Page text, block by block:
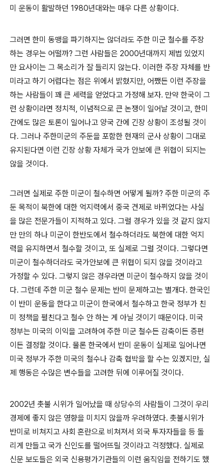
미 운동이 활발하던 1980년대와는 매우 다른 상황이다.
그러면 한미 동맹을 파기하지는 않더라도 주한 미군 철수를 주장
하는 경우는 어떨까? 그런 사람들은 2000년대까지 제법 있었지
만 요사이는 그 목소리가 잘 들리지 않는다. 이러한 주장 자체를 반
미라고 하기 어렵다는 점은 위에서 밝혔지만, 어쨌든 이런 주장을
하는 사람들이 꽤 큰 세력을 얻었다고 가정해 보자. 만약 한국이 그
런 상황이라면 정치적, 이념적으로 큰 논쟁이 일어날 것이고, 한미
간에도 많은 토론이 일어나고 양국 간에 긴장 상황이 조성될 것이
다. 그러나 주한미군의 주둔을 포함한 현재의 군사 상황이 그대로
유지된다면 이런 긴장 상황 자체가 국가 안보에 큰 위협이 되지는
않을 것이다.
그러면 실제로 주한 미군이 철수하면 어떻게 될까? 주한 미군의 주
둔 목적이 북한에 대한 억지력에서 중국 견제로 바뀌었다는 사실
을 많은 전문가들이 지적하고 있다. 그럴 경우가 있을 것 같지 않지
만 만의 하나 미군이 한반도에서 철수하더라도 북한에 대한 억지
력을 유지하면서 철수할 것이고, 또 실제로 그럴 것이다. 그렇다면
미군이 철수하더라도 국가안보에 큰 위협이 되지 않을 것이라고
가정할 수 있다. 그렇지 않은 경우라면 미군이 철수하지 않을 것이
다. 그런데 주한 미군 철수 문제는 반미 문제하고는 별개다. 한국인
이 반미 운동을 한다고 미군이 한국에서 철수하고 한국 정부가 친
미 정책을 펼친다고 철수 안 하는 게 아닐 것이기 때문이다. 미국
정부는 미국의 이익을 고려하여 주한 미군 철수든 감축이든 증편
이든 결정할 것이다. 물론 한국에서 반미 운동이 실제로 일어나면
미국 정부가 주한 미국의 철수나 감축 협박을 할 수는 있겠지만, 실
제 행동은 수많은 변수들을 고려한 뒤에 이루어질 것이다.
2002년 촛불 시위가 일어났을 때 상당수의 사람들이 그것이 우리
경제에 좋지 않은 영향을 미치지 않을까 우려하였다. 촛불시위가
반미로 비쳐지고 사회 혼란으로 비쳐져서 외국 투자자들을 등 돌
리게 만들고 국가 신인도를 떨어뜨릴 것이라고 걱정했다. 실제로
신문 보도들은 외국 신용평가기관들의 이런 움직임을 전하기도 했